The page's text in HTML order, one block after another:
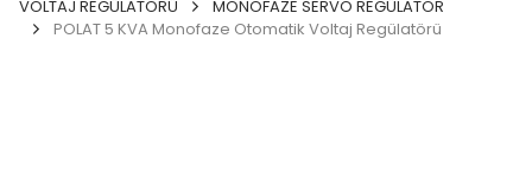
VOLTAJ REGÜLATÖRÜ
MONOFAZE SERVO REGÜLATÖR
POLAT 5 KVA Monofaze Otomatik Voltaj Regülatörü